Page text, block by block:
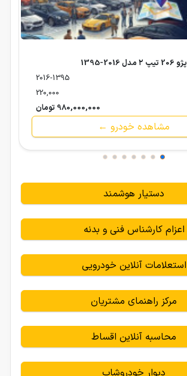
پژو 206 تیپ ۲ مدل 2016-1395
2016-1395
220,000
980,000,000 تومان
مشاهده خودرو ←
دستیار هوشمند
اعزام کارشناس فنی و بدنه
استعلامات آنلاین خودرویی
مرکز راهنمای مشتریان
محاسبه آنلاین اقساط
دیوار خودروشاپ